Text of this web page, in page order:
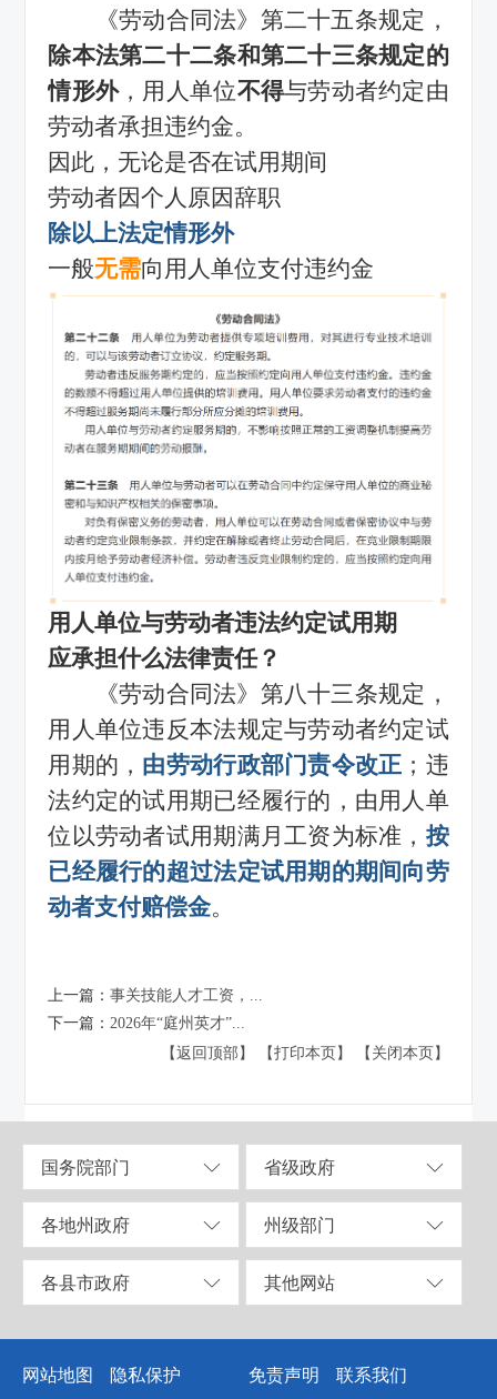
《劳动合同法》第二十五条规定，
除本法第二十二条和第二十三条规定的
情形外，用人单位不得与劳动者约定由
劳动者承担违约金。
因此，无论是否在试用期间
劳动者因个人原因辞职
除以上法定情形外
一般无需向用人单位支付违约金
用人单位与劳动者违法约定试用期
应承担什么法律责任？
《劳动合同法》第八十三条规定，
用人单位违反本法规定与劳动者约定试
用期的， 由劳动行政部门责令改正 ；违
法约定的试用期已经履行的，由用人单
位以劳动者试用期满月工资为标准， 按
已经履行的超过法定试用期的期间向劳
动者支付赔偿金。
上一篇：事关技能人才工资，...
下一篇：2026年“庭州英才”...
【返回顶部】
【打印本页】 【关闭本页】
国务院部门 省级政府
各地州政府 州级部门
各县市政府 其他网站
网站地图 隐私保护 免责声明 联系我们